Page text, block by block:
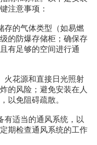
注意事项：
的气体类型（如易燃
的防爆存储柜；确保存
有足够的空间进行通
花源和直接日光照射
的风险；避免安装在人
以免阻碍疏散。
适当的通风系统，以
期检查通风系统的工作